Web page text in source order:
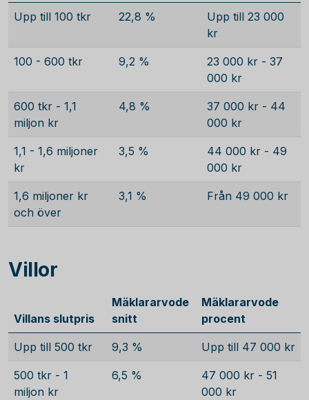
Upp till 100 tkr 22,8 %
Upp till 23 000
kr
100 - 600 tkr 9,2 %
23 000 kr - 37
000 kr
600 tkr - 1,1
miljon kr
4,8 %
37 000 kr - 44
000 kr
1,1 - 1,6 miljoner
kr
3,5 %
44 000 kr - 49
000 kr
1,6 miljoner kr
och över
3,1 % Från 49 000 kr
Villor
Villans slutpris
Mäklararvode
snitt
Mäklararvode
procent
Upp till 500 tkr 9,3 % Upp till 47 000 kr
500 tkr - 1
miljon kr
6,5 %
47 000 kr - 51
000 kr